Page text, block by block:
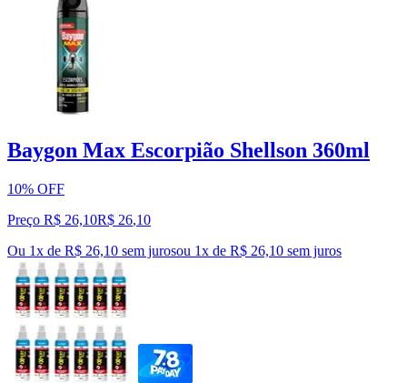
Baygon Max Escorpião Shellson 360ml
10% OFF
Preço R$ 26,10R$ 26,10
Ou 1x de R$ 26,10 sem jurosou 1x de R$ 26,10 sem juros